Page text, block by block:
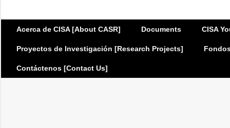
Acerca de CISA [About CASR] Documents CISA
Proyectos de Investigación [Research Projects]
Contáctenos [Contact Us]